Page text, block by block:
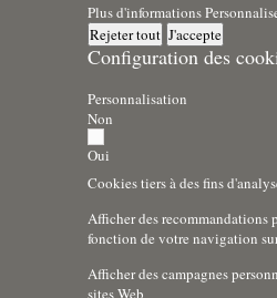
Plus d'informations
Rejeter tout J'accepte
Configuration des
Personnalisation
Non
Oui
Cookies tiers à des fins
Afficher des recommandations
fonction de votre navigation
Afficher des campagnes
sites Web